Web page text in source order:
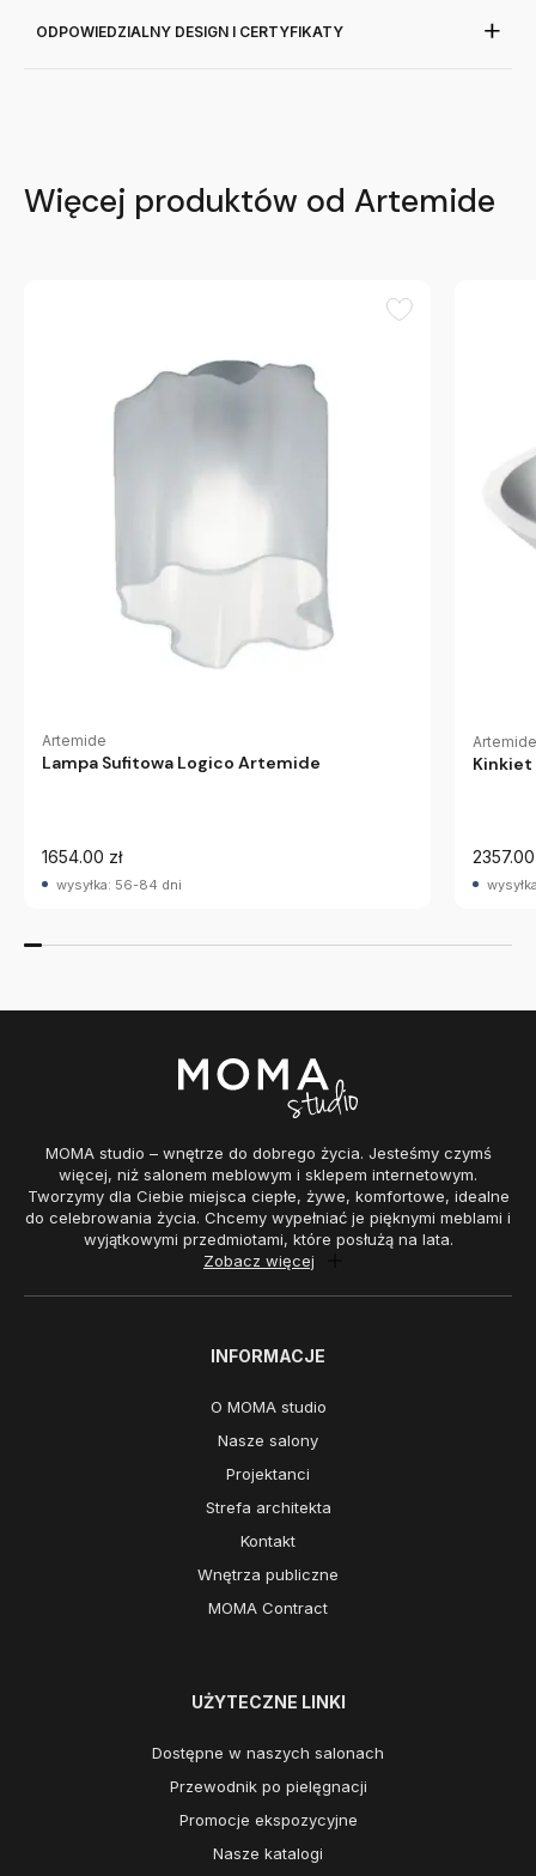
ODPOWIEDZIALNY DESIGN I CERTYFIKATY
Więcej produktów od Artemide
Artemide
Lampa Sufitowa Logico Artemide
1654.00 zł
wysyłka: 56-84 dni
Artemide
2357.00
MOMA studio – wnętrze do dobrego życia. Jesteśmy czymś
więcej, niż salonem meblowym i sklepem internetowym.
Tworzymy dla Ciebie miejsca ciepłe, żywe, komfortowe, idealne
do celebrowania życia. Chcemy wypełniać je pięknymi meblami i
wyjątkowymi przedmiotami, które posłużą na lata.
Zobacz więcej
INFORMACJE
O MOMA studio
Nasze salony
Projektanci
Strefa architekta
Kontakt
Wnętrza publiczne
MOMA Contract
UŻYTECZNE LINKI
Dostępne w naszych salonach
Przewodnik po pielęgnacji
Promocje ekspozycyjne
Nasze katalogi